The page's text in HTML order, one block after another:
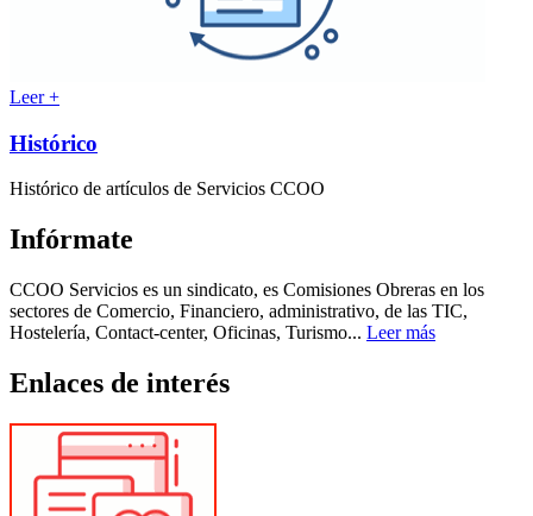
Leer +
Histórico
Histórico de artículos de Servicios CCOO
Infórmate
CCOO Servicios es un sindicato, es Comisiones Obreras en los
sectores de Comercio, Financiero, administrativo, de las TIC,
Hostelería, Contact-center, Oficinas, Turismo... Leer más
Enlaces de interés